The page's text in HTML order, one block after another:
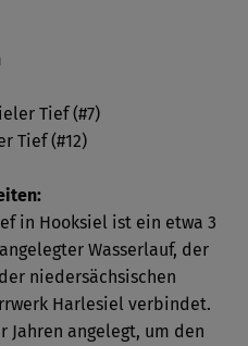
Tief (#7)
Tief (#12)
in Hooksiel ist ein etwa 3
Wasserlauf, der
niedersächsischen
Harlesiel verbindet.
Jahren angelegt, um den